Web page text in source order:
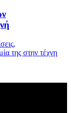
της στην τέχνη